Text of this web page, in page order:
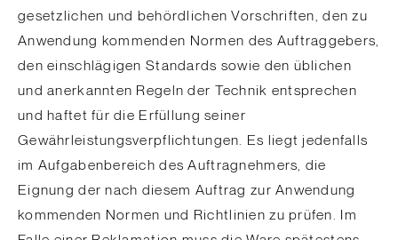
gesetzlichen und behördlichen Vorschriften, den zu
Anwendung kommenden Normen des Auftraggebers,
den einschlägigen Standards sowie den üblichen
und anerkannten Regeln der Technik entsprechen
und haftet für die Erfüllung seiner
Gewährleistungsverpflichtungen. Es liegt jedenfalls
im Aufgabenbereich des Auftragnehmers, die
Eignung der nach diesem Auftrag zur Anwendung
kommenden Normen und Richtlinien zu prüfen. Im